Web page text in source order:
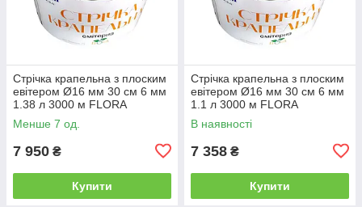
Стрічка крапельна з плоским
евітером Ø16 мм 30 см 6 мм
1.38 л 3000 м FLORA
(5076324) +БЕЗКОШТОВНА
ДОСТАВКА!
Менше 7 од.
7 950 ₴
Купити
Стрічка крапельна з плоским
евітером Ø16 мм 30 см 6 мм
1.1 л 3000 м FLORA
(5076484) +БЕЗКОШТОВНА
ДОСТАВКА!
В наявності
7 358 ₴
Купити